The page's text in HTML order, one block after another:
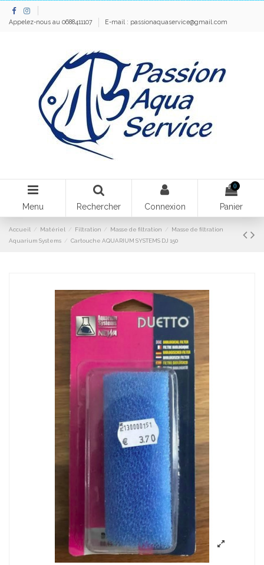
Appelez-nous au 0688411107 E-mail : passionaquaservice@gmail.com
Menu Rechercher Connexion
0
Panier
Accueil Matériel Filtration Masse de filtration
Masse de filtration
Aquarium Systems
Cartouche AQUARIUM SYSTEMS DJ 150